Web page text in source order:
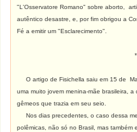
"L'Osservatore Romano" sobre aborto,
autêntico desastre, e, por fim obrigou a
Fé a emitir um "Esclarecimento".
* *
O artigo de Fisichella saiu em 15 de
uma muito jovem menina-mãe brasileira,
gêmeos que trazia em seu seio.
Nos dias precedentes, o caso dessa
polêmicas, não só no Brasil, mas também